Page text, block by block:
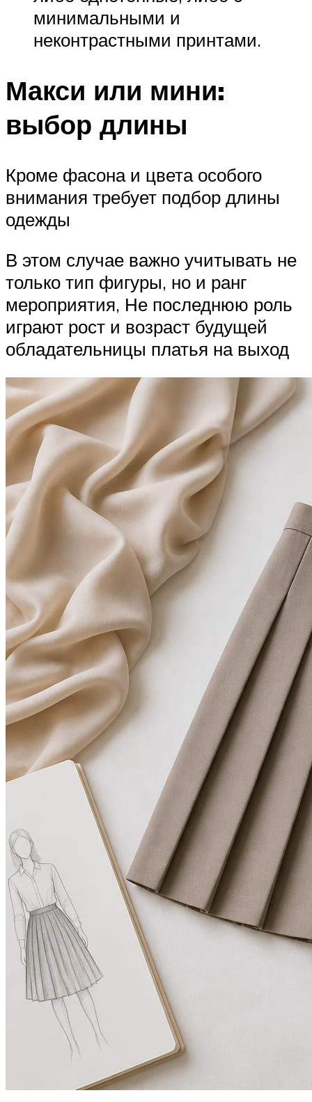
минимальными и
неконтрастными принтами.
Макси или мини:
выбор длины
Кроме фасона и цвета особого
внимания требует подбор длины
одежды
В этом случае важно учитывать не
только тип фигуры, но и ранг
мероприятия, Не последнюю роль
играют рост и возраст будущей
обладательницы платья на выход